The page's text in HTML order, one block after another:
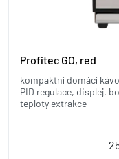
Profitec GO, red
kompaktní domácí
PID regulace, displej,
teploty extrakce